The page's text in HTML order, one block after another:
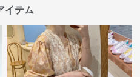
イテム